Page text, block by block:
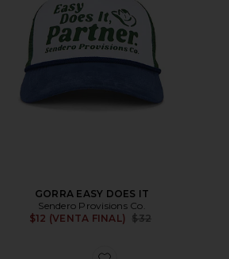
GORRA EASY DOES IT
Sendero Provisions Co.
$12 (VENTA FINAL)
Previous price:
$32